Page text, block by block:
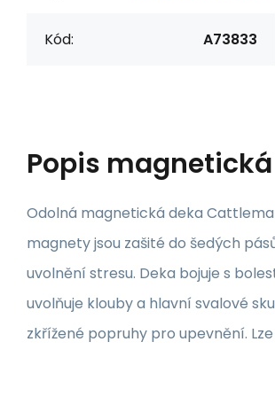
Kód: A73833
Popis magnetická
Odolná magnetická deka
magnety jsou zašité do šedých
uvolnění stresu. Deka bojuje s
uvolňuje klouby a hlavní svalové
zkřížené popruhy pro upevnění.